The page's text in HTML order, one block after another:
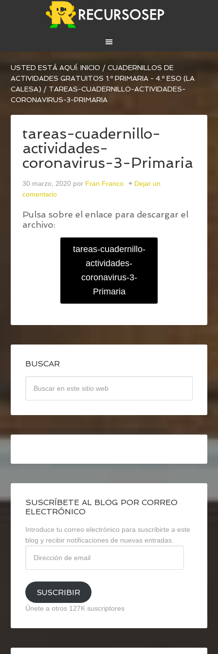
USTED ESTÁ AQUÍ:INICIO / CUADERNILLOS DE
ACTIVIDADES GRATUITOS 1.º PRIMARIA - 4.º ESO (LA
CALESA) / TAREAS-CUADERNILLO-ACTIVIDADES-
CORONAVIRUS-3-PRIMARIA
tareas-cuadernillo-
actividades-
coronavirus-3-Primaria
30 marzo, 2020 por Fran Franco
Dejar un
comentario
Pulsa sobre el enlace para descargar el
archivo:
tareas-cuadernillo-
actividades-
coronavirus-3-
Primaria
BUSCAR
SUSCRÍBETE AL BLOG POR CORREO
ELECTRÓNICO
Introduce tu correo electrónico para suscribirte a este
blog y recibir notificaciones de nuevas entradas.
email
SUSCRIBIR
Únete a otros 127K suscriptores